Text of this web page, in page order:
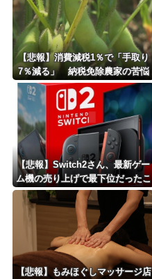
【悲報】消費減税1％で「手取り
7％減る」 納税免除農家の苦悩
「販売価格上げざるを得ない」
【悲報】Switch2さん、最新ゲー
ム機の売り上げで最下位だったこ
とが判明ｗｗｗｗｗｗｗ
【悲報】もみほぐしマッサージ店